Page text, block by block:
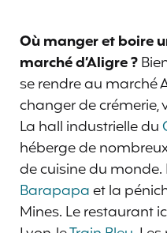
Où manger et boire
marché d’Aligre ?
se rendre au marché
changer de crémerie,
La hall industrielle du
héberge de
de cuisine du
Barapapaet la
Mines. Le restaurant